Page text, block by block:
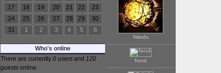
17
18 19 20 21 22
23
24
25 26 27 28 29
30
31
1 2 3 4 5 6
Who's online
There are currently 0 users and 120
guests online.
Teknős
Torzó